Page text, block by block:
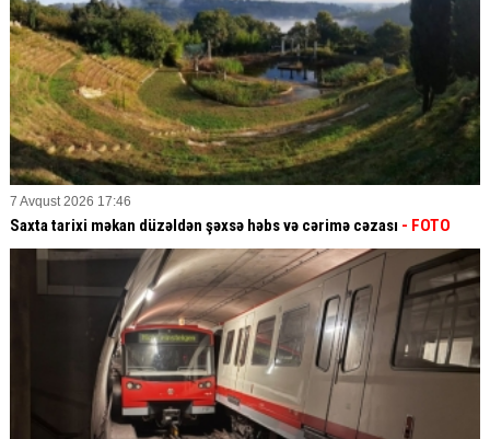
7 Avqust 2026 17:46
Saxta tarixi məkan düzəldən şəxsə həbs və cərimə cəzası - FOTO